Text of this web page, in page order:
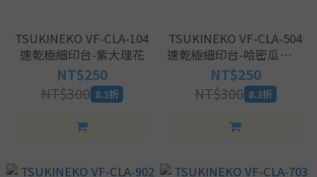
TSUKINEKO VF-CLA-104
速乾極細印台-紫大理花
NT$250
NT$300 8.3折
TSUKINEKO VF-CLA-504
速乾極細印台-哈密瓜蘇打
汽水
NT$250
NT$300 8.3折